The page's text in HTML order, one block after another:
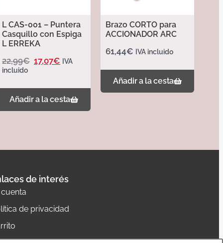
L CAS-001 – Puntera
Casquillo con Espiga
L ERREKA
22,99€ 17,07€ IVA
incluido
Añadir a la cesta
Brazo CORTO para
ACCIONADOR ARC
61,44€ IVA incluido
Añadir a la cesta
de interés
cuenta
de privacidad